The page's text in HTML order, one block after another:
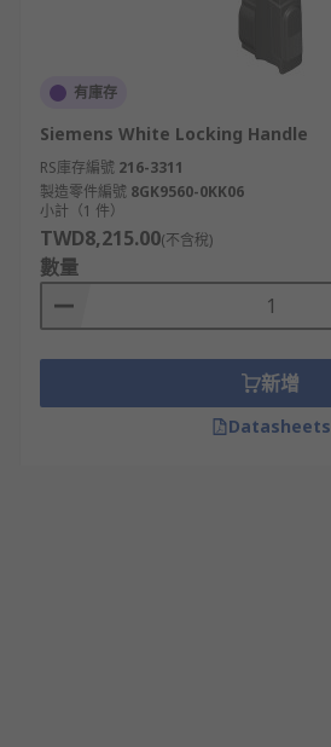
有庫存
Siemens White Locking Handle
RS庫存編號 216-3311
製造零件編號 8GK9560-0KK06
小計（1 件）
TWD8,215.00(不含稅)
數量
新增
Datasheets